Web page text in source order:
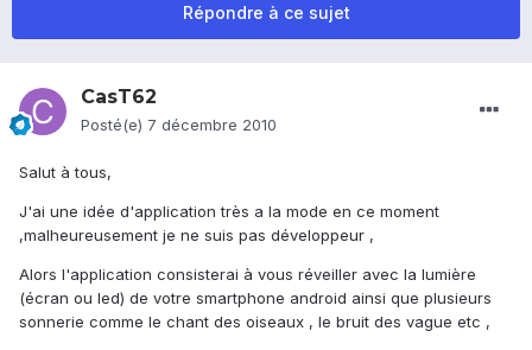
Répondre à ce sujet
CasT62
Posté(e) 7 décembre 2010
Salut à tous,
J'ai une idée d'application très a la mode en ce moment
,malheureusement je ne suis pas développeur ,
Alors l'application consisterai à vous réveiller avec la lumière
(écran ou led) de votre smartphone android ainsi que plusieurs
sonnerie comme le chant des oiseaux , le bruit des vague etc ,